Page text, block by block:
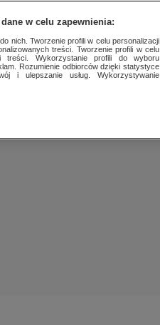
w celu zapewnienia:
nich. Tworzenie profili w celu personalizacji
treści. Tworzenie profili w celu
treści. Wykorzystanie profili do wyboru
Rozumienie odbiorców dzięki statystyce
i ulepszanie usług. Wykorzystywanie